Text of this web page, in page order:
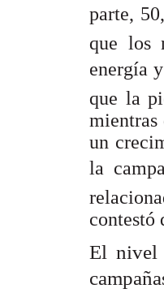
parte,
que los
energía
que la
mientras
un
la
contestó
El nivel